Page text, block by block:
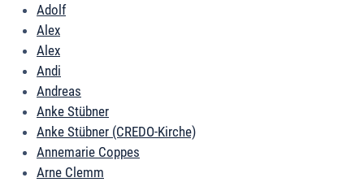
Adolf
Alex
Alex
Andi
Andreas
Anke Stübner
Anke Stübner (CREDO-Kirche)
Annemarie Coppes
Arne Clemm